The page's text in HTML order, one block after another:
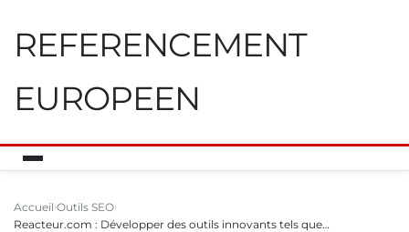
REFERENCEMENT
EUROPEEN
Accueil Outils SEO
Reacteur.com : Développer des outils innovants tels que…